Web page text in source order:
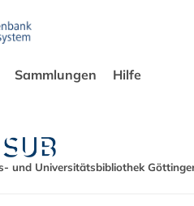
Sammlungen Hilfe
und Universitätsbibliothek